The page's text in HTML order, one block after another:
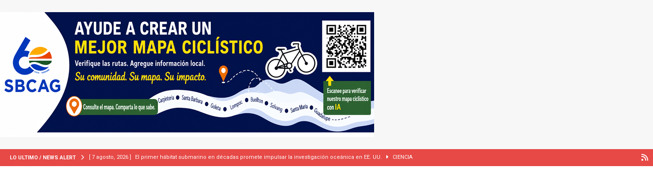
LO ULTIMO / NEWS ALERT [ 7 agosto, 2026 ] ICE equipará a sus agentes con cámaras corporales, pero se reserva el derecho de difundir los videos